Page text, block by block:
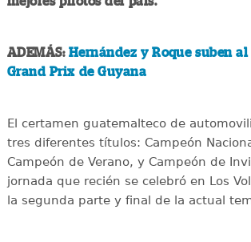
ADEMÁS: Hernández y Roque suben
Grand Prix de Guyana
El certamen guatemalteco de
tres diferentes títulos: Campeón
Campeón de Verano, y Campeón de
jornada que recién se celebró en Los
la segunda parte y final de la actual